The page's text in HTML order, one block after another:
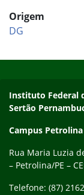
Origem
DG
Endereço
Instituto Federal
Sertão
Campus Petrolina
Rua Maria Luzia
– Petrolina/PE –
Telefone: (87)